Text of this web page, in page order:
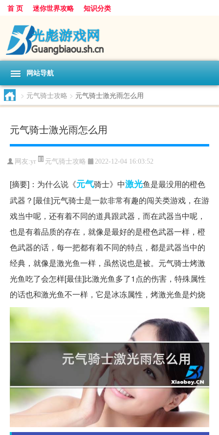
首 页 迷你世界攻略 知识分类
网站导航
> 元气骑士攻略 > 元气骑士激光雨怎么用
元气骑士激光雨怎么用
网友:yr 元气骑士攻略 2022-12-04 16:03:52
[摘要]：为什么说《元气骑士》中激光鱼是最没用的橙色
武器？[最佳]元气骑士是一款非常有趣的闯关类游戏，在游
戏当中呢，还有着不同的道具跟武器，而在武器当中呢，
也是有着品质的存在，就像是最好的是橙色武器一样，橙
色武器的话，每一把都有着不同的特点，都是武器当中的
经典，就像是激光鱼一样，虽然说也是被。元气骑士烤激
光鱼吃了会怎样[最佳]比激光鱼多了1点的伤害，特殊属性
的话也和激光鱼不一样，它是冰冻属性，烤激光鱼是灼烧